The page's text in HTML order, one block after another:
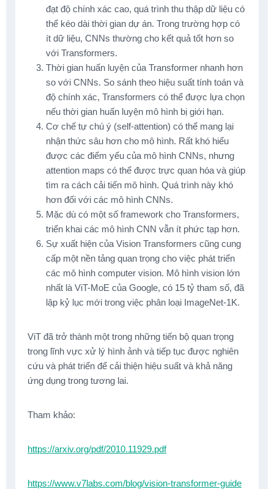
đạt độ chính xác cao, quá trình thu thập dữ liệu có
thể kéo dài thời gian dự án. Trong trường hợp có
ít dữ liệu, CNNs thường cho kết quả tốt hơn so
với Transformers.
Thời gian huấn luyện của Transformer nhanh hơn
so với CNNs. So sánh theo hiệu suất tính toán và
độ chính xác, Transformers có thể được lựa chọn
nếu thời gian huấn luyện mô hình bị giới hạn.
Cơ chế tự chú ý (self-attention) có thể mang lại
nhận thức sâu hơn cho mô hình. Rất khó hiểu
được các điểm yếu của mô hình CNNs, nhưng
attention maps có thể được trực quan hóa và giúp
tìm ra cách cải tiến mô hình. Quá trình này khó
hơn đối với các mô hình CNNs.
Mặc dù có một số framework cho Transformers,
triển khai các mô hình CNN vẫn ít phức tạp hơn.
Sự xuất hiện của Vision Transformers cũng cung
cấp một nền tảng quan trọng cho việc phát triển
các mô hình computer vision. Mô hình vision lớn
nhất là ViT-MoE của Google, có 15 tỷ tham số, đã
lập kỷ lục mới trong việc phân loại ImageNet-1K.
ViT đã trở thành một trong những tiến bộ quan trọng
trong lĩnh vực xử lý hình ảnh và tiếp tục được nghiên
cứu và phát triển để cải thiện hiệu suất và khả năng
ứng dụng trong tương lai.
Tham khảo:
https://arxiv.org/pdf/2010.11929.pdf
https://www.v7labs.com/blog/vision-transformer-guide